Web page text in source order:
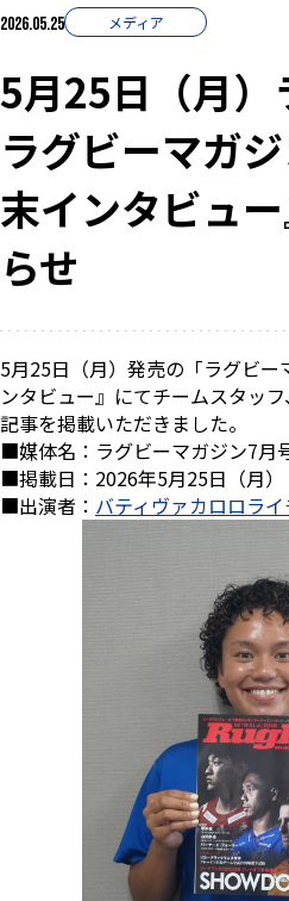
2026.05.25 メディア
5月25日（月）
ラグビーマガ
末インタビュ
らせ
5月25日（月）発売の「ラグビ
ンタビュー』にてチームスタッ
記事を掲載いただきました。
■媒体名：ラグビーマガジン7月
■掲載日：2026年5月25日（月）
■出演者： バティヴァカロロラ